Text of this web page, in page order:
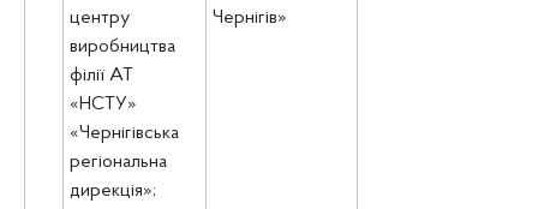
центру
виробництва
філії АТ
«НСТУ»
«Чернігівська
регіональна
дирекція»;
Чернігів»